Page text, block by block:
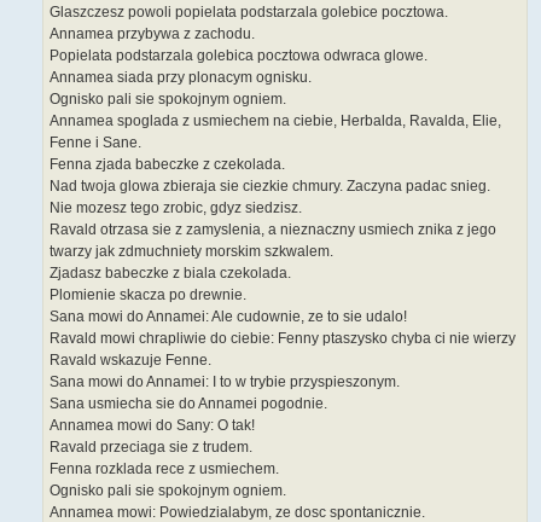
Glaszczesz powoli popielata podstarzala golebice pocztowa.
Annamea przybywa z zachodu.
Popielata podstarzala golebica pocztowa odwraca glowe.
Annamea siada przy plonacym ognisku.
Ognisko pali sie spokojnym ogniem.
Annamea spoglada z usmiechem na ciebie, Herbalda, Ravalda, Elie,
Fenne i Sane.
Fenna zjada babeczke z czekolada.
Nad twoja glowa zbieraja sie ciezkie chmury. Zaczyna padac snieg.
Nie mozesz tego zrobic, gdyz siedzisz.
Ravald otrzasa sie z zamyslenia, a nieznaczny usmiech znika z jego
twarzy jak zdmuchniety morskim szkwalem.
Zjadasz babeczke z biala czekolada.
Plomienie skacza po drewnie.
Sana mowi do Annamei: Ale cudownie, ze to sie udalo!
Ravald mowi chrapliwie do ciebie: Fenny ptaszysko chyba ci nie wierzy
Ravald wskazuje Fenne.
Sana mowi do Annamei: I to w trybie przyspieszonym.
Sana usmiecha sie do Annamei pogodnie.
Annamea mowi do Sany: O tak!
Ravald przeciaga sie z trudem.
Fenna rozklada rece z usmiechem.
Ognisko pali sie spokojnym ogniem.
Annamea mowi: Powiedzialabym, ze dosc spontanicznie.